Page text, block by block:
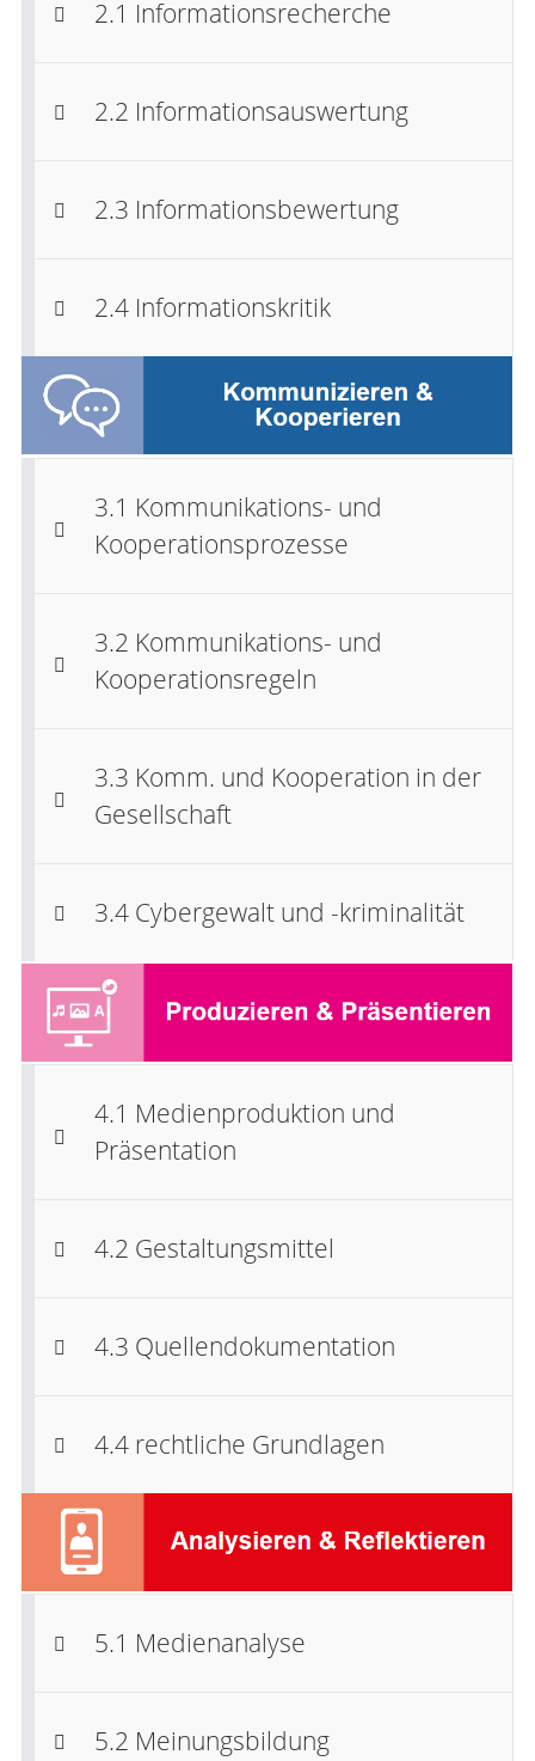
2.1 Informationsrecherche
2.2 Informationsauswertung
2.3 Informationsbewertung
2.4 Informationskritik
3.1 Kommunikations- und
Kooperationsprozesse
3.2 Kommunikations- und
Kooperationsregeln
3.3 Komm. und Kooperation in der
Gesellschaft
3.4 Cybergewalt und -kriminalität
4.1 Medienproduktion und
Präsentation
4.2 Gestaltungsmittel
4.3 Quellendokumentation
4.4 rechtliche Grundlagen
5.1 Medienanalyse
5.2 Meinungsbildung